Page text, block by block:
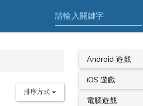
排序方式
Android 遊戲
iOS 遊戲
電腦遊戲